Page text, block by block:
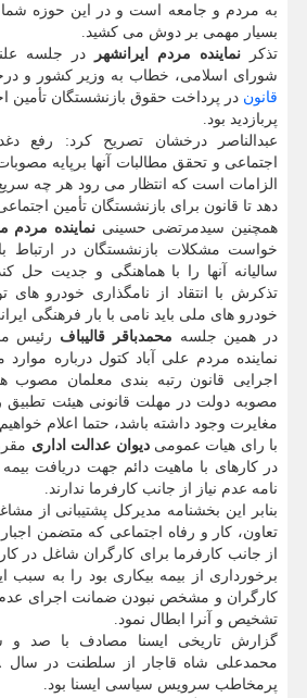
به مردم و جامعه است و در این حوزه
بسیار مهمی بر دوش می کشید.
تذکر
نماینده مردم ایرانشهر در جلسه
شورای اسلامی، خطاب به وزیر کشور و
قانون در پرداخت حقوق بازنشستگان تأمین
پربازدید بود.
عبدالناصر درخشان تصریح کرد: رفع
اجتماعی و تحقق مطالبات آنها برپایه
الزامات است که انتظار می رود هر چه
دهد تا قانون برای بازنشستگان تأمین
همچنین سیدمرتضی حسینی نماینده مردم
خواست مشکلات بازنشستگان در ارتباط
سالیانه آنها را با هماهنگی و جدیت حل
تذکرش با انتقاد از نامگذاری خودرو های
خودرو های ملی باید نامی با بار فرهنگی
در همین جلسه محمدباقر قالیباف رئیس
نماینده مردم علی آباد کتول درباره موارد
اجرایی قانون رتبه بندی معلمان مصوب
مصوبه دولت در مهلت قانونی هیئت
مغایرت وجود داشته باشد، حتما اعلام
با رای هیات عمومیدیوان عدالت اداری
در کارهای با ماهیت دائم جهت دریافت
نامه عدم نیاز از جانب کارفرما ندارند.
بنابر این بخشنامه مدیرکل پشتیبانی از
تعاون، کار و رفاه اجتماعی که متضمن
از جانب کارفرما برای کارگران شاغل در
برخورداری از بیمه بیکاری بود را به سبب
کارگران و مشخص نبودن ضمانت اجرای عدم
تشخیص و آنرا ابطال نمود.
گزارش تاریخی ایسنا مصادف با صد و
پرمخاطب سرویس سیاسی ایسنا بود.